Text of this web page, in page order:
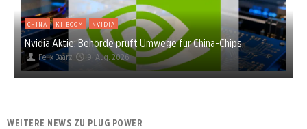
CHINA KI-BOOM NVIDIA
Nvidia Aktie: Behörde prüft Umwege für China-Chips
Felix Baarz 9. Aug. 2026
WEITERE NEWS ZU PLUG POWER